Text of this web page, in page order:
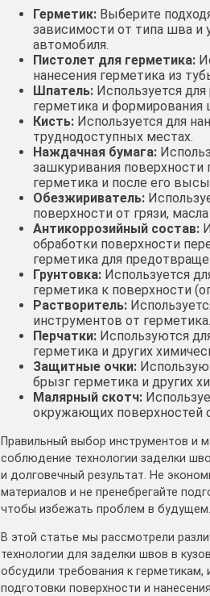
Герметик: Выберите
зависимости от типа шва и
автомобиля․
Пистолет для герметика:
нанесения герметика из
Шпатель: Используется
герметика и формирования
Кисть: Используется для
труднодоступных местах․
Наждачная бумага:
зашкуривания поверхности
герметика и после его
Обезжириватель:
поверхности от грязи, масла
Антикоррозийный состав:
обработки поверхности
герметика для
Грунтовка: Используется
герметика к поверхности
Растворитель:
инструментов от герметика․
Перчатки: Используются
герметика и других
Защитные очки:
брызг герметика и других
Малярный скотч:
окружающих поверхностей
Правильный выбор инструментов и
соблюдение технологии заделки
и долговечный результат․ Не
материалов и не пренебрегайте
чтобы избежать проблем в будущем․
В этой статье мы рассмотрели
технологии для заделки швов в
обсудили требования к герметикам,
подготовки поверхности и